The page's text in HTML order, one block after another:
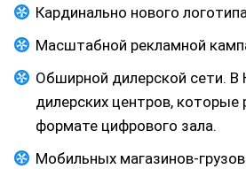
Кардинально нового
Масштабной рекламной
Обширной дилерской сети. В
дилерских центров,
формате цифрового зала.
Мобильных магазинов-